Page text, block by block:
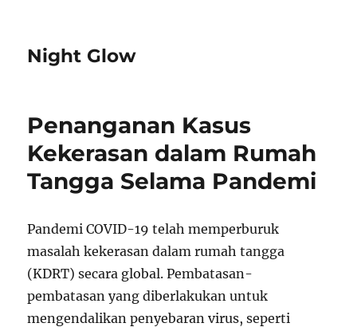
Night Glow
Penanganan Kasus
Kekerasan dalam Rumah
Tangga Selama Pandemi
Pandemi COVID-19 telah memperburuk
masalah kekerasan dalam rumah tangga
(KDRT) secara global. Pembatasan-
pembatasan yang diberlakukan untuk
mengendalikan penyebaran virus, seperti